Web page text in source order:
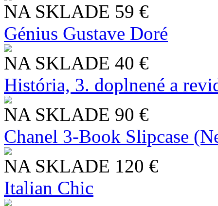
NA SKLADE 59 €
Génius Gustave Doré
NA SKLADE 40 €
História, 3. doplnené a
NA SKLADE 90 €
Chanel 3-Book Slipcase
NA SKLADE 120 €
Italian Chic